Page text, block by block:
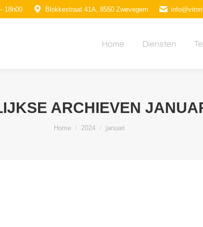
18h00 Blokkestraat 41A, 8550 Zwevegem
Home Diensten
ARCHIEVEN
Je bent hier:
Home 2024 januari
Home Diensten